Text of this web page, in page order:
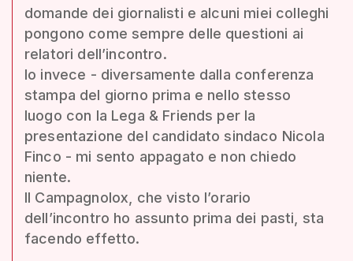
domande dei giornalisti e alcuni miei colleghi
pongono come sempre delle questioni ai
relatori dell’incontro.
Io invece - diversamente dalla conferenza
stampa del giorno prima e nello stesso
luogo con la Lega & Friends per la
presentazione del candidato sindaco Nicola
Finco - mi sento appagato e non chiedo
niente.
Il Campagnolox, che visto l’orario
dell’incontro ho assunto prima dei pasti, sta
facendo effetto.